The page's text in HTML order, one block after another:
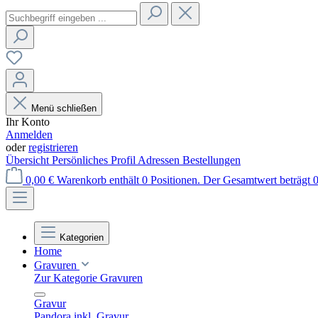
Menü schließen
Ihr Konto
Anmelden
oderregistrieren
ÜbersichtPersönliches ProfilAdressen Bestellungen
0,00 € Warenkorb enthält 0 Positionen. Der Gesamtwert beträgt
Kategorien
Home
Gravuren
Zur Kategorie Gravuren
Gravur